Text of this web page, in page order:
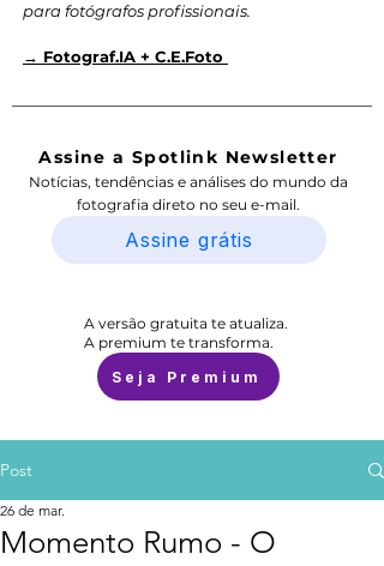
para fotógrafos profissionais.
→ Fotograf.IA + C.E.Foto
Assine a Spotlink Newsletter
Notícias, tendências e análises do mundo da
fotografia direto no seu e-mail.
Assine grátis
A versão gratuita te atualiza.
A premium te transforma.
Seja Premium
Post
Momento Rumo - O
26 de mar.